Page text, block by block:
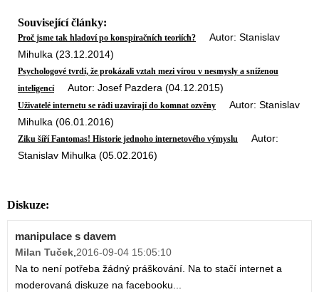
Související články:
Proč jsme tak hladoví po konspiračních teoriích? Autor: Stanislav
Mihulka (23.12.2014)
Psychologové tvrdí, že prokázali vztah mezi vírou v nesmysly a sníženou
inteligencíAutor: Josef Pazdera (04.12.2015)
Uživatelé internetu se rádi uzavírají do komnat ozvěny Autor: Stanislav
Mihulka (06.01.2016)
Ziku šíří Fantomas! Historie jednoho internetového výmyslu Autor:
Stanislav Mihulka (05.02.2016)
Diskuze:
manipulace s davem
Milan Tuček,2016-09-04 15:05:10
Na to není potřeba žádný práškování. Na to stačí internet a
moderovaná diskuze na facebooku...